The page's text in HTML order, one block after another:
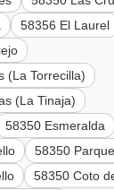
58356 El Laurel
(La Torrecilla)
(La Tinaja)
58350 Esmeralda
58350
58350 Coto